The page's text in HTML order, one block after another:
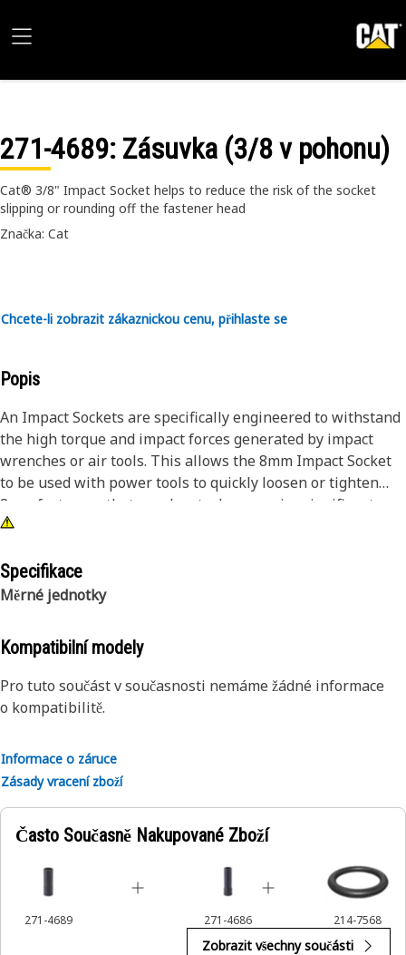
271-4689: Zásuvka (3/8 v pohonu)
Cat® 3/8" Impact Socket helps to reduce the risk of the socket
slipping or rounding off the fastener head
Značka: Cat
Chcete-li zobrazit zákaznickou cenu, přihlaste se
Popis
An Impact Sockets are specifically engineered to withstand
the high torque and impact forces generated by impact
wrenches or air tools. This allows the 8mm Impact Socket
to be used with power tools to quickly loosen or tighten
8mm fasteners that may be stuck or require significant
torque to turn. The impact sockets are made from high-
provides increased durability and resistance to wear and
deformation compared to standard sockets.
Attributes:
• Manufactured to precise specifications and are built for
durability and reliability
• Helps to prevent damage to the fastener or the
surrounding component
Applications:
An Impact Sockets are used to be compatible with a variety
of power tool drives, including square drive, hex drive, and
other common socket drive systems, and improve safety
Specifikace
Měrné jednotky
Kompatibilní modely
Pro tuto součást v současnosti nemáme žádné informace
o kompatibilitě.
Informace o záruce
Zásady vracení zboží
Často Současně Nakupované Zboží
271-4689 271-4686 214-7568
Zobrazit všechny součásti